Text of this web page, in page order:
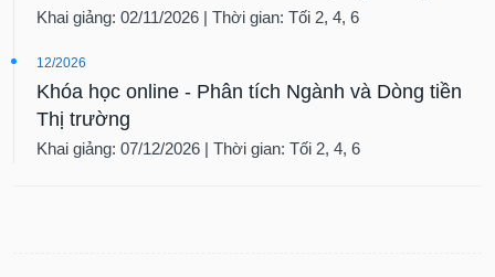
Khai giảng: 02/11/2026 | Thời gian: Tối 2, 4, 6
12/2026
Khóa học online - Phân tích Ngành và Dòng tiền
Thị trường
Khai giảng: 07/12/2026 | Thời gian: Tối 2, 4, 6